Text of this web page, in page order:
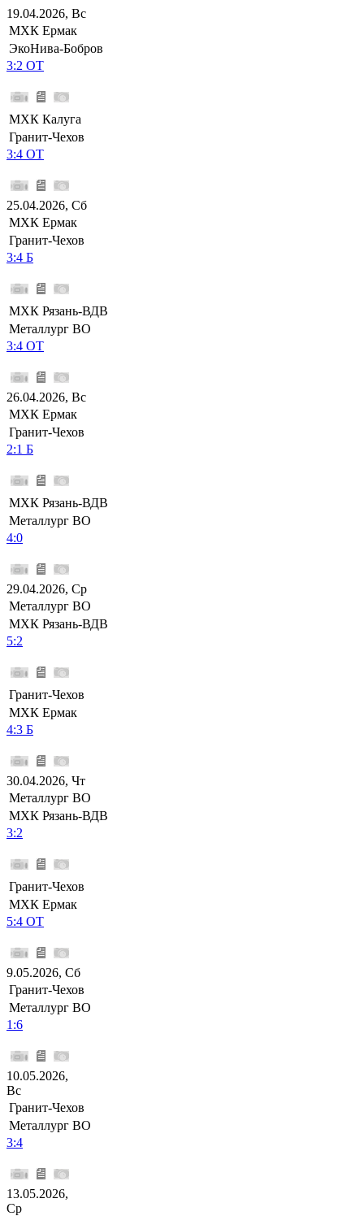
19.04.2026, Вс
МХК Ермак
ЭкоНива-Бобров
3:2 ОТ
МХК Калуга
Гранит-Чехов
3:4 ОТ
25.04.2026, Сб
МХК Ермак
Гранит-Чехов
3:4 Б
МХК Рязань-ВДВ
Металлург ВО
3:4 ОТ
26.04.2026, Вс
МХК Ермак
Гранит-Чехов
2:1 Б
МХК Рязань-ВДВ
Металлург ВО
4:0
29.04.2026, Ср
Металлург ВО
МХК Рязань-ВДВ
5:2
Гранит-Чехов
МХК Ермак
4:3 Б
30.04.2026, Чт
Металлург ВО
МХК Рязань-ВДВ
3:2
Гранит-Чехов
МХК Ермак
5:4 ОТ
9.05.2026, Сб
Гранит-Чехов
Металлург ВО
1:6
10.05.2026,
Вс
Гранит-Чехов
Металлург ВО
3:4
13.05.2026,
Ср